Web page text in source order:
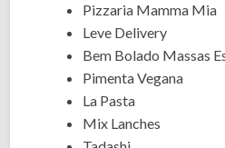
Pizzaria Mamma Mia
Leve Delivery
Bem Bolado Massas
Pimenta Vegana
La Pasta
Mix Lanches